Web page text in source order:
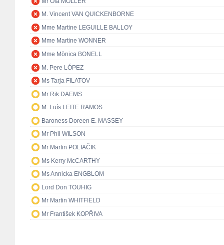
M. Vincent VAN QUICKENBORNE
Mme Martine LEGUILLE BALLOY
Mme Martine WONNER
Mme Mònica BONELL
M. Pere LÓPEZ
Ms Tarja FILATOV
Mr Rik DAEMS
M. Luís LEITE RAMOS
Baroness Doreen E. MASSEY
Mr Phil WILSON
Mr Martin POLIAČIK
Ms Kerry McCARTHY
Ms Annicka ENGBLOM
Lord Don TOUHIG
Mr Martin WHITFIELD
Mr František KOPŘIVA